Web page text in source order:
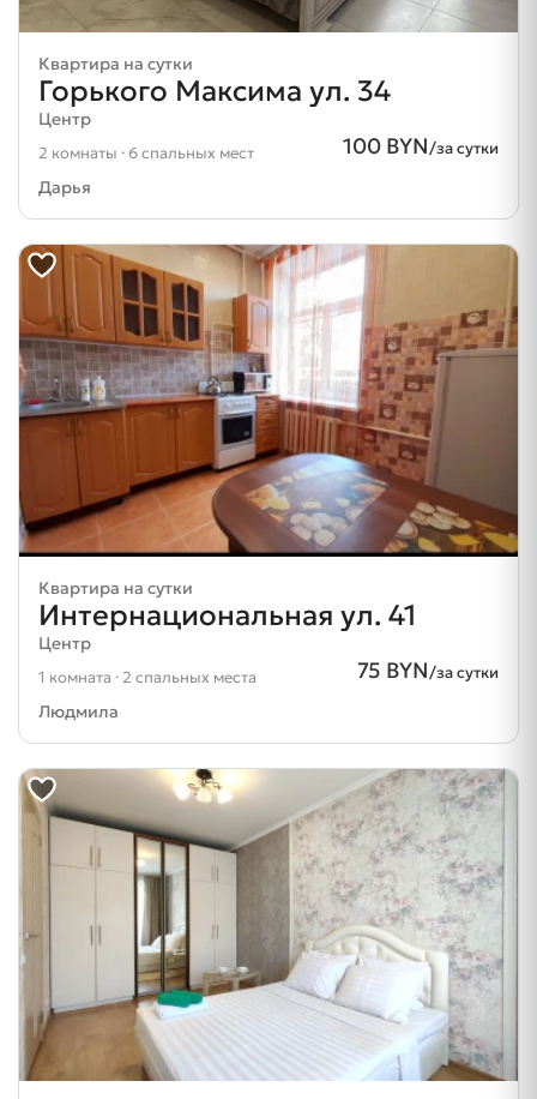
Квартира на сутки
Горького Максима ул. 34
Центр
100 BYN/за сутки
2 комнаты · 6 спальных мест
Дарья
Квартира на сутки
Интернациональная ул. 41
Центр
75 BYN/за сутки
1 комната · 2 спальных места
Людмила